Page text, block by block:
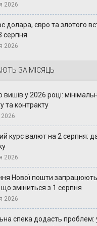
2026
долара, євро та злотого
серпня
2026
ЗА МІСЯЦЬ
вишів у 2026 році:
та контракту
курс валют на 2 серпня:
2026
Нової пошти
зміниться з 1 серпня
2026
спека додасть проблем: